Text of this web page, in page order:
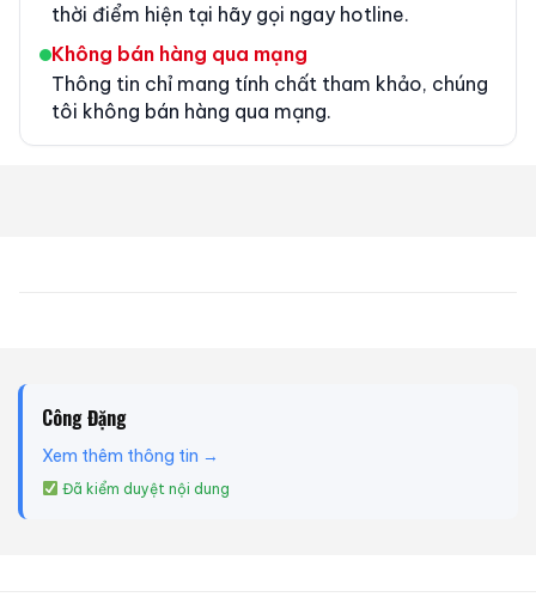
thời điểm hiện tại hãy gọi ngay hotline.
Không bán hàng qua mạng
Thông tin chỉ mang tính chất tham khảo, chúng
tôi không bán hàng qua mạng.
Công Đặng
Xem thêm thông tin →
Đã kiểm duyệt nội dung